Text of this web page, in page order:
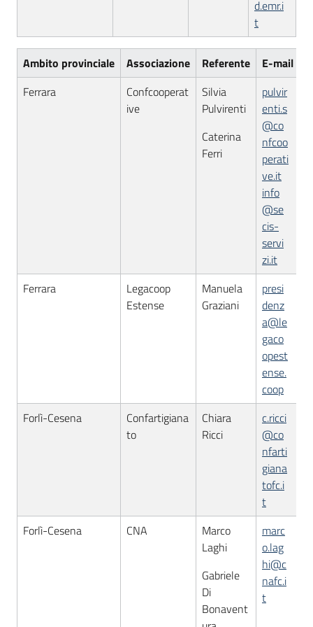
d.emr.i
t
Ambito provinciale Associazione Referente
E-mail
Ferrara
Confcooperat
ive
Silvia
Pulvirenti
Caterina
Ferri
pulvir
enti.s
@co
nfcoo
perati
ve.it
info
@se
cis-
servi
zi.it
Ferrara
Legacoop
Estense
Manuela
Graziani
presi
denz
a@le
gaco
opest
ense.
coop
Forlì-Cesena
Confartigiana
to
Chiara
Ricci
c.ricci
@co
nfarti
giana
tofc.i
t
Forlì-Cesena
CNA
Marco
Laghi
Gabriele
Di
Bonavent
marc
o.lag
hi@c
nafc.i
t